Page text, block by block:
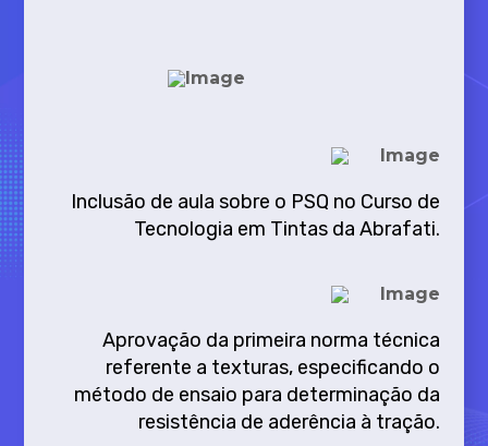
Inclusão de aula sobre o PSQ no Curso de
Tecnologia em Tintas da Abrafati.
Aprovação da primeira norma técnica
referente a texturas, especificando o
método de ensaio para determinação da
resistência de aderência à tração.